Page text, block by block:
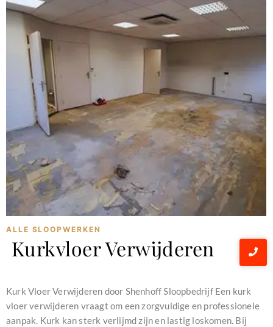
ALLE SLOOPWERKEN
Kurkvloer Verwijderen
Kurk Vloer Verwijderen door Shenhoff Sloopbedrijf Een kurk
vloer verwijderen vraagt om een zorgvuldige en professionele
aanpak. Kurk kan sterk verlijmd zijn en lastig loskomen. Bij